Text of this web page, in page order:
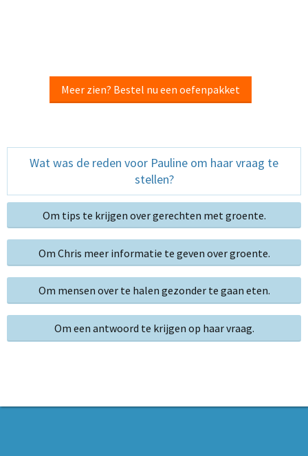
Meer zien? Bestel nu een oefenpakket
Wat was de reden voor Pauline om haar vraag te
stellen?
Om tips te krijgen over gerechten met groente.
Om Chris meer informatie te geven over groente.
Om mensen over te halen gezonder te gaan eten.
Om een antwoord te krijgen op haar vraag.